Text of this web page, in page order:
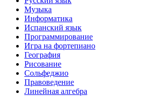
Музыка
Информатика
Испанский язык
Программирование
Игра на фортепиано
География
Рисование
Сольфеджио
Правоведение
Линейная алгебра